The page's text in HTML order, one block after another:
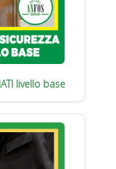
livello base